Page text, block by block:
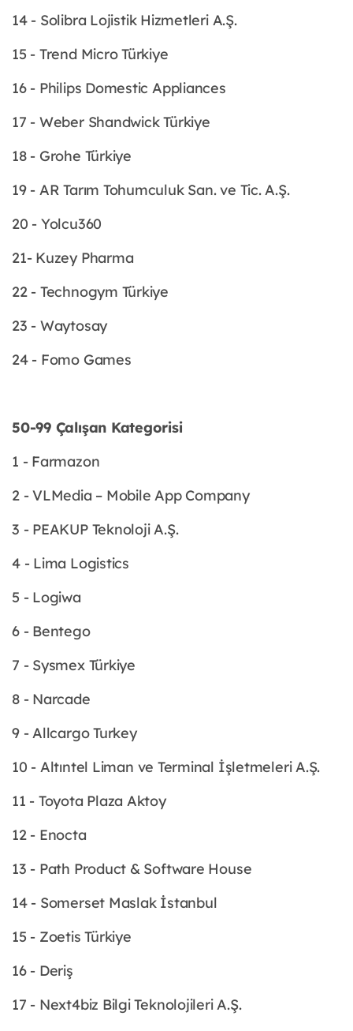
14 - Solibra Lojistik Hizmetleri A.Ş.
15 - Trend Micro Türkiye
16 - Philips Domestic Appliances
17 - Weber Shandwick Türkiye
18 - Grohe Türkiye
19 - AR Tarım Tohumculuk San. ve Tic. A.Ş.
20 - Yolcu360
21- Kuzey Pharma
22 - Technogym Türkiye
23 - Waytosay
24 - Fomo Games
50-99 Çalışan Kategorisi
1 - Farmazon
2 - VLMedia – Mobile App Company
3 - PEAKUP Teknoloji A.Ş.
4 - Lima Logistics
5 - Logiwa
6 - Bentego
7 - Sysmex Türkiye
8 - Narcade
9 - Allcargo Turkey
10 - Altıntel Liman ve Terminal İşletmeleri A.Ş.
11 - Toyota Plaza Aktoy
12 - Enocta
13 - Path Product & Software House
14 - Somerset Maslak İstanbul
15 - Zoetis Türkiye
16 - Deriş
17 - Next4biz Bilgi Teknolojileri A.Ş.